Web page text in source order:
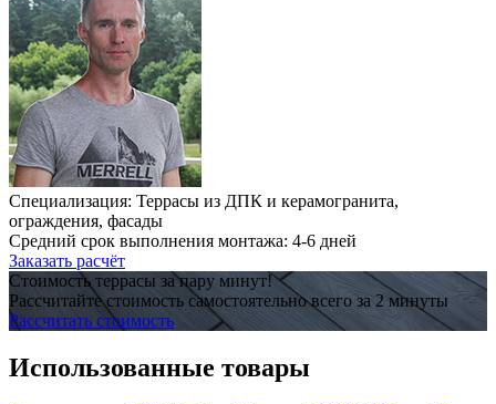
Специализация: Террасы из ДПК и керамогранита,
ограждения, фасады
Средний срок выполнения монтажа: 4-6 дней
Заказать расчёт
Стоимость террасы за пару минут!
Рассчитайте стоимость самостоятельно всего за 2 минуты
Рассчитать стоимость
Использованные товары